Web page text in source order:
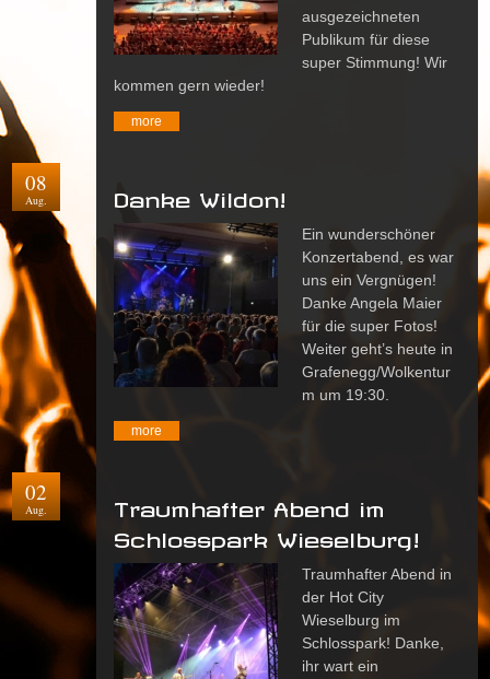
ausgezeichneten
Publikum für diese
super Stimmung! Wir
kommen gern wieder!
more
08
Aug. Danke Wildon!
Ein wunderschöner
Konzertabend, es war
uns ein Vergnügen!
Danke Angela Maier
für die super Fotos!
Weiter geht’s heute in
Grafenegg/Wolkentur
m um 19:30.
more
02
Aug.
Traumhafter Abend im
Schlosspark Wieselburg!
Traumhafter Abend in
der Hot City
Wieselburg im
Schlosspark! Danke,
ihr wart ein